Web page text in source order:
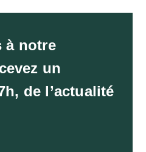
à notre
un
de l’actualité